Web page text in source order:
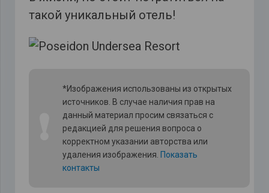
такой уникальный отель!
*Изображения использованы из открытых
источников. В случае наличия прав на
данный материал просим связаться с
редакцией для решения вопроса о
корректном указании авторства или
удаления изображения. Показать
контакты